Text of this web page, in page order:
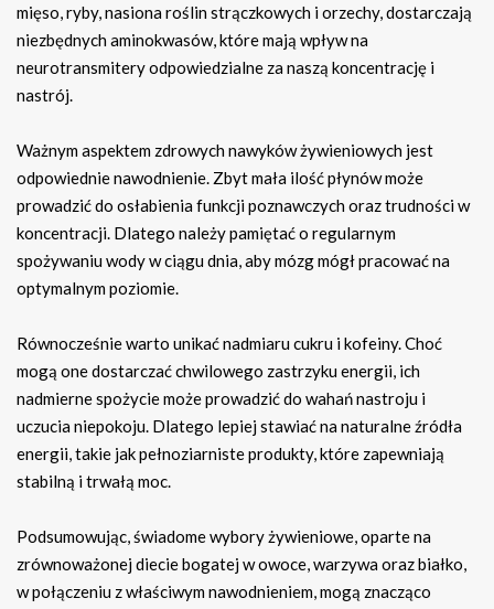
mięso, ryby, nasiona roślin strączkowych i orzechy, dostarczają
niezbędnych aminokwasów, które mają wpływ na
neurotransmitery odpowiedzialne za naszą koncentrację i
nastrój.
Ważnym aspektem zdrowych nawyków żywieniowych jest
odpowiednie nawodnienie. Zbyt mała ilość płynów może
prowadzić do osłabienia funkcji poznawczych oraz trudności w
koncentracji. Dlatego należy pamiętać o regularnym
spożywaniu wody w ciągu dnia, aby mózg mógł pracować na
optymalnym poziomie.
Równocześnie warto unikać nadmiaru cukru i kofeiny. Choć
mogą one dostarczać chwilowego zastrzyku energii, ich
nadmierne spożycie może prowadzić do wahań nastroju i
uczucia niepokoju. Dlatego lepiej stawiać na naturalne źródła
energii, takie jak pełnoziarniste produkty, które zapewniają
stabilną i trwałą moc.
Podsumowując, świadome wybory żywieniowe, oparte na
zrównoważonej diecie bogatej w owoce, warzywa oraz białko,
w połączeniu z właściwym nawodnieniem, mogą znacząco